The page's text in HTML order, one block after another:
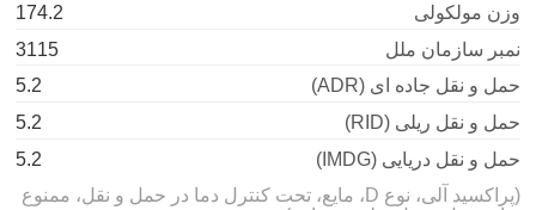
وزن مولکولی
174.2
نمبر سازمان ملل
3115
حمل و نقل جاده ای (ADR)
5.2
حمل و نقل ریلی (RID)
5.2
حمل و نقل دریایی (IMDG)
5.2
(پراکسید آلی، نوع D، مایع، تحت کنترل دما در حمل و نقل، ممنوع